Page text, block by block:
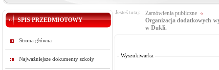
SPIS PRZEDMIOTOWY
Strona główna
Najważniejsze dokumenty szkoły
Jesteś tutaj:
Zamówienia publiczne
Organizacja dodatkowych
w Dukli.
Wyszukiwarka